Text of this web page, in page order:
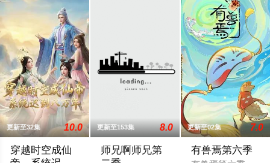
更新至32集 10.0
穿越时空成仙
更新至153集 8.0
师兄啊师兄第
更新至02集 7.0
有兽焉第六季